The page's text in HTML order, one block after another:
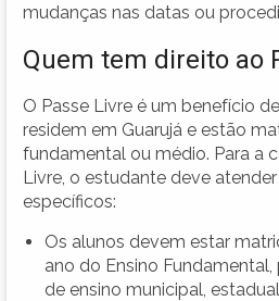
mudanças nas datas ou
Quem tem direito ao
O Passe Livre é um benefício
residem em Guarujá e estão
fundamental ou médio. Para a
Livre, o estudante deve
específicos:
Os alunos devem estar
ano do Ensino
de ensino municipal,